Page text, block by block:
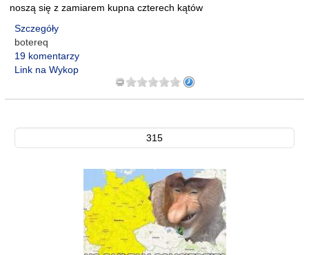
noszą się z zamiarem kupna czterech kątów
Szczegóły
botereq
19 komentarzy
Link na Wykop
315